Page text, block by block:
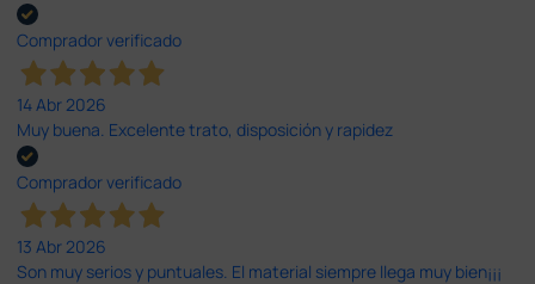
Comprador verificado
14 Abr 2026
Muy buena. Excelente trato, disposición y rapidez
Comprador verificado
13 Abr 2026
Son muy serios y puntuales. El material siempre llega muy bien¡¡¡